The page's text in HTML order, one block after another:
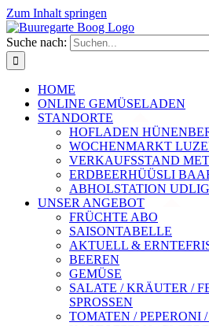
Zum Inhalt springen
Suche nach:
HOME
ONLINE GEMÜSELADEN
STANDORTE
HOFLADEN
WOCHENMARKT
VERKAUFSSTAND
ERDBEERHÜÜSLI
ABHOLSTATION
UNSER ANGEBOT
FRÜCHTE ABO
SAISONTABELLE
AKTUELL &
BEEREN
GEMÜSE
SALATE / KRÄUTER /
SPROSSEN
TOMATEN / PEPERONI